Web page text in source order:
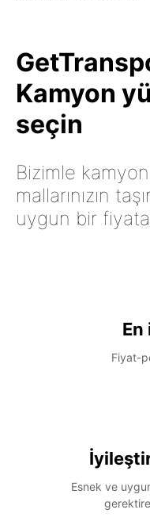
Kamyon
seçin
Bizimle kamyon
mallarınızın
uygun bir
Fiyat-
Esnek ve